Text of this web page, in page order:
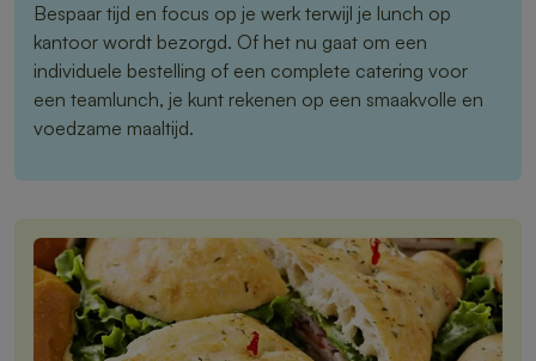
Bespaar tijd en focus op je werk terwijl je lunch op
kantoor wordt bezorgd. Of het nu gaat om een
individuele bestelling of een complete catering voor
een teamlunch, je kunt rekenen op een smaakvolle en
voedzame maaltijd.